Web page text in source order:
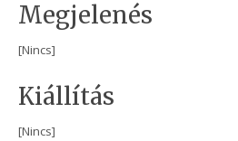
Megjelenés
[Nincs]
Kiállítás
[Nincs]